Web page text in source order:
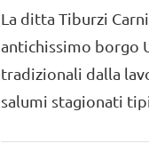
La ditta Tiburzi
antichissimo borgo
tradizionali dalla
salumi stagionati